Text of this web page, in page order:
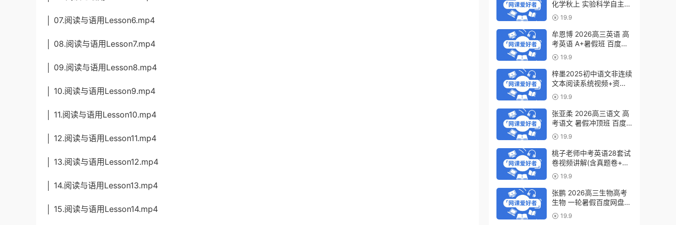
│ 07.阅读与语用Lesson6.mp4
│ 08.阅读与语用Lesson7.mp4
│ 09.阅读与语用Lesson8.mp4
│ 10.阅读与语用Lesson9.mp4
│ 11.阅读与语用Lesson10.mp4
│ 12.阅读与语用Lesson11.mp4
│ 13.阅读与语用Lesson12.mp4
│ 14.阅读与语用Lesson13.mp4
│ 15.阅读与语用Lesson14.mp4
化学秋上 实验科学自主学
习·TY·S（3期）百度网盘
下载
19.9
牟恩博 2026高三英语 高
考英语 A+暑假班 百度网
盘下载
19.9
梓墨2025初中语文非连续
文本阅读系统视频+资料
(第六季)百度网盘下载
19.9
张亚柔 2026高三语文 高
考语文 暑假冲顶班 百度
网盘下载
19.9
桃子老师中考英语28套试
卷视频讲解(含真题卷+模
拟卷)百度网盘下载
19.9
张鹏 2026高三生物高考
生物 一轮暑假百度网盘下
载 19.9